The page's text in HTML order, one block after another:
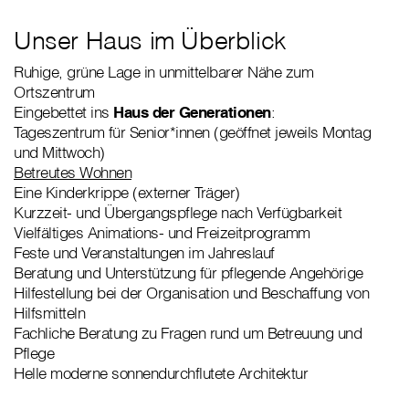
Unser Haus im Überblick
Ruhige, grüne Lage in unmittelbarer Nähe zum
Ortszentrum
Eingebettet ins Haus der Generationen:
Tageszentrum für Senior*innen (geöffnet jeweils Montag
und Mittwoch)
Betreutes Wohnen
Eine Kinderkrippe (externer Träger)
Kurzzeit- und Übergangspflege nach Verfügbarkeit
Vielfältiges Animations- und Freizeitprogramm
Feste und Veranstaltungen im Jahreslauf
Beratung und Unterstützung für pflegende Angehörige
Hilfestellung bei der Organisation und Beschaffung von
Hilfsmitteln
Fachliche Beratung zu Fragen rund um Betreuung und
Pflege
Helle moderne sonnendurchflutete Architektur